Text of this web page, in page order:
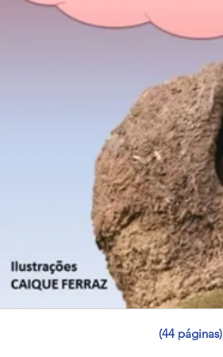
(44 páginas)